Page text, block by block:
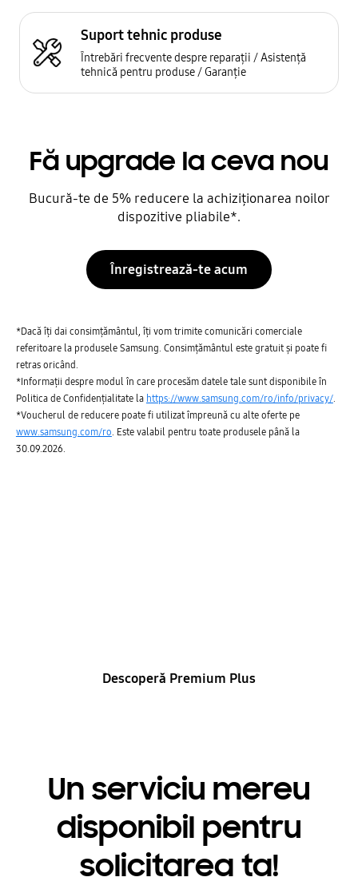
Suport tehnic produse
Întrebări frecvente despre reparații / Asistență
tehnică pentru produse / Garanție
Fă upgrade la ceva nou
Bucură-te de 5% reducere la achiziționarea noilor
dispozitive pliabile*.
Înregistrează-te acum
*Dacă îți dai consimțământul, îți vom trimite comunicări comerciale
referitoare la produsele Samsung. Consimțământul este gratuit și poate fi
retras oricând.
*Informații despre modul în care procesăm datele tale sunt disponibile în
Politica de Confidențialitate la https://www.samsung.com/ro/info/privacy/.
*Voucherul de reducere poate fi utilizat împreună cu alte oferte pe
www.samsung.com/ro . Este valabil pentru toate produsele până la
30.09.2026.
Descoperă Premium Plus
Un serviciu mereu
disponibil pentru
solicitarea ta!